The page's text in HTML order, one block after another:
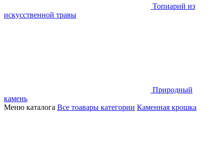
Топиарий из
искусственной травы
Природный
камень
Меню каталога Все тоавары категории Каменная крошка